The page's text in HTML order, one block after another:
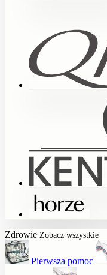
Zdrowie Zobacz wszystkie
Pierwsza pomoc